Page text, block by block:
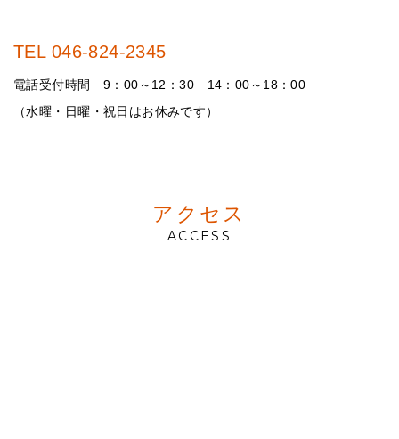
TEL 046-824-2345
電話受付時間 9：00～12：30 14：00～18：00
（水曜・日曜・祝日はお休みです）
アクセス
ACCESS